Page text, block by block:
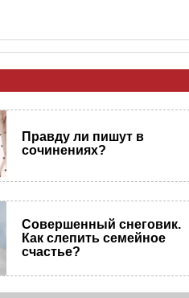
Правду ли пишут в
сочинениях?
Совершенный снеговик.
Как слепить семейное
счастье?